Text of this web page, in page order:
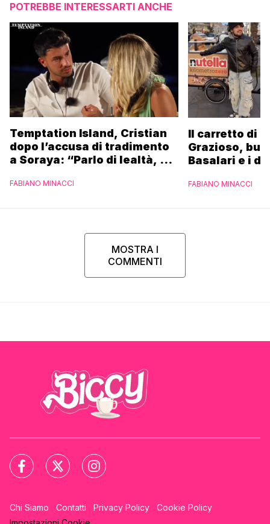
POTREBBE INTERESSARTI ANCHE
Temptation Island, Cristian
dopo l’accusa di tradimento
a Soraya: “Parlo di lealtà, ma
FABIANO MINACCI
Il carretto di
Grazioso,
Basalari e i
Ferrero”
FABIANO MINACCI
MOSTRA I
COMMENTI
Chi Siamo Contatti Privacy Policy
Cookie Policy